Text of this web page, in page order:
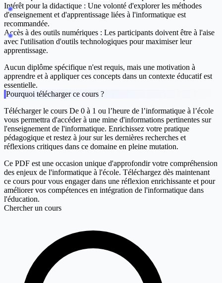
Intérêt pour la didactique : Une volonté d'explorer les méthodes
d'enseignement et d'apprentissage liées à l'informatique est
recommandée.
Accès à des outils numériques : Les participants doivent être à l'aise
avec l'utilisation d'outils technologiques pour maximiser leur
apprentissage.
Aucun diplôme spécifique n'est requis, mais une motivation à
apprendre et à appliquer ces concepts dans un contexte éducatif est
essentielle.
Pourquoi télécharger ce cours ?
Télécharger le cours De 0 à 1 ou l’heure de l’informatique à l’école
vous permettra d'accéder à une mine d'informations pertinentes sur
l'enseignement de l'informatique. Enrichissez votre pratique
pédagogique et restez à jour sur les dernières recherches et
réflexions critiques dans ce domaine en pleine mutation.
Ce PDF est une occasion unique d'approfondir votre compréhension
des enjeux de l'informatique à l'école. Téléchargez dès maintenant
ce cours pour vous engager dans une réflexion enrichissante et pour
améliorer vos compétences en intégration de l'informatique dans
l'éducation.
Chercher un cours